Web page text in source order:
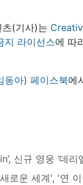
(기사)는
지 라이선스에 따
동아) 페이스북에
신규 영웅 ‘데리
로운 세계', '연